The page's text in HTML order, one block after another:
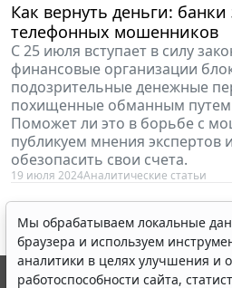
Как вернуть деньги: банки
телефонных мошенников
С 25 июля вступает в силу
финансовые организации
подозрительные денежные
похищенные обманным путем
Поможет ли это в борьбе с
публикуем мнения экспертов
обезопасить свои счета.
19 июля 2024Аналитические статьи
Мы обрабатываем локальные
браузера и используем
аналитики в целях улучшения и
работоспособности сайта,